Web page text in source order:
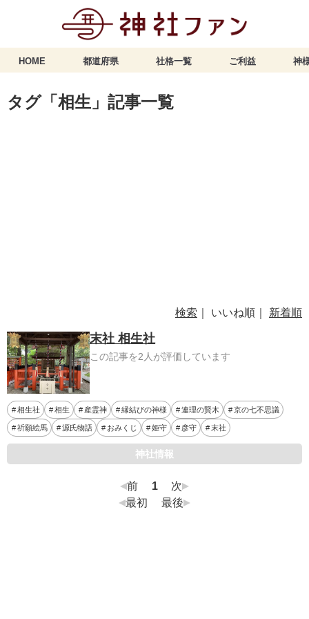
HOME 都道府県 社格一覧 ご利益 神
タグ「相生」記事一覧
検索 ｜ いいね順｜ 新着順
末社 相生社
この記事を2人が評価しています
相生社 相生 産霊神 縁結びの神様 連理の賢木 京の七不思議
祈願絵馬 源氏物語 おみくじ 姫守 彦守 末社
神社情報
前 1
次
最初
最後